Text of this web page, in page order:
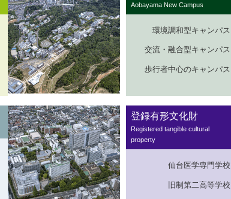
Aobayama New Campus
環境調和型キャンパス
交流・融合型キャンパス
歩行者中心のキャンパス
登録有形文化財
Registered tangible cultural
property
仙台医学専門学校
旧制第二高等学校